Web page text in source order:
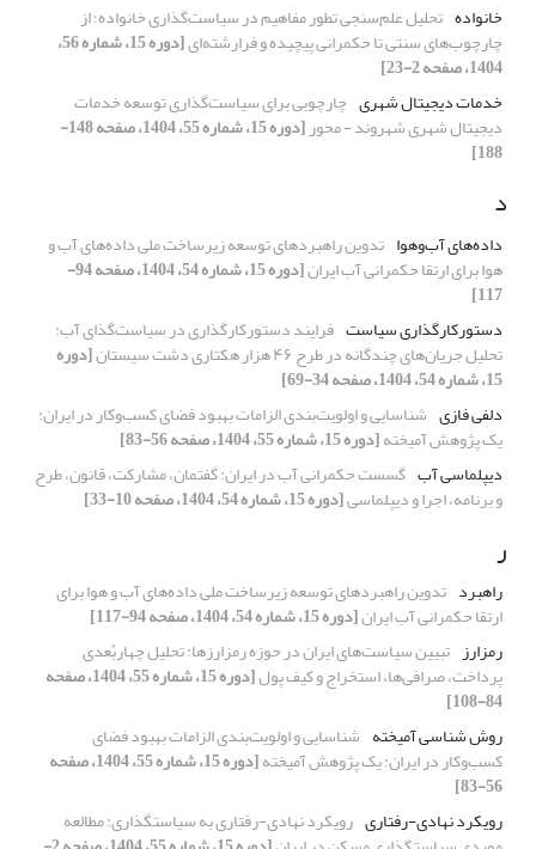
خانواده تحلیل علم‌سنجی تطور مفاهیم در سیاست‌گذاری خانواده؛ از
چارچوب‌های سنتی تا حکمرانی پیچیده و فرارشته‌ای [دوره 15، شماره 56،
1404، صفحه 2-23]
خدمات دیجیتال شهری چارچوبی برای سیاست‌گذاری توسعه خدمات
دیجیتال شهری شهروند - محور [دوره 15، شماره 55، 1404، صفحه 148-
188]
د
داده‌های آب‌و‌هوا تدوین راهبردهای توسعه زیرساخت‌ ملی داده‌های آب و
هوا برای ارتقا حکمرانی آب ایران [دوره 15، شماره 54، 1404، صفحه 94-
117]
دستورکارگذاری سیاست فرایند دستورکارگذاری در سیاست‌گذای آب:
تحلیل جریان‌های چندگانه در طرح ۴۶ هزار هکتاری دشت سیستان [دوره
15، شماره 54، 1404، صفحه 34-69]
دلفی فازی شناسایی و اولویت‌بندی الزامات بهبود فضای کسب‌و‌کار در ایران:
یک پژوهش آمیخته[دوره 15، شماره 55، 1404، صفحه 56-83]
دیپلماسی آب گسست حکمرانی آب در ایران: گفتمان، مشارکت، قانون، طرح
و برنامه، اجرا و دیپلماسی[دوره 15، شماره 54، 1404، صفحه 10-33]
ر
راهبرد تدوین راهبردهای توسعه زیرساخت‌ ملی داده‌های آب و هوا برای
ارتقا حکمرانی آب ایران[دوره 15، شماره 54، 1404، صفحه 94-117]
رمزارز تبیین سیاست‌های ایران در حوزه رمزارزها: تحلیل چهاربُعدی
پرداخت، صرافی‌ها، استخراج و کیف پول [دوره 15، شماره 55، 1404، صفحه
84-108]
روش شناسی آمیخته شناسایی و اولویت‌بندی الزامات بهبود فضای
کسب‌و‌کار در ایران: یک پژوهش آمیخته [دوره 15، شماره 55، 1404، صفحه
56-83]
رویکرد نهادی-رفتاری رویکرد نهادی-رفتاری به سیاستگذاری: مطالعه